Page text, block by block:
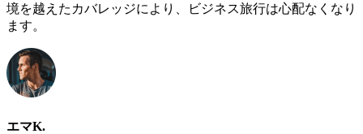
境を越えたカバレッジにより、ビジネス旅行は心配なくなり
ます。
エマK.